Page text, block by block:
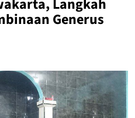
Langkah
Generus